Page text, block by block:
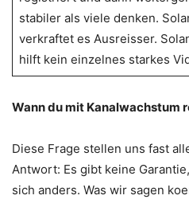
stabiler als viele denken.
verkraftet es Ausreisser.
hilft kein einzelnes starkes
Wann du mit Kanalwachstum
Diese Frage stellen uns fast
Antwort: Es gibt keine
sich anders. Was wir sagen